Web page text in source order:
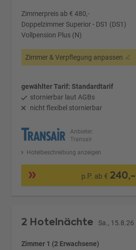
Zimmerpreis ab € 480,-
Doppelzimmer Superior - DS1 (DS1)
Vollpension Plus (N)
Zimmer & Verpflegung anpassen
gewählter Tarif: Standardtarif
stornierbar laut AGBs
nicht flexibel stornierbar
Anbieter:
Transair
Hotelbeschreibung anzeigen
p.P. ab € 240,-
2 Hotelnächte Sa., 15.8.26
Zimmer 1 (2 Erwachsene)